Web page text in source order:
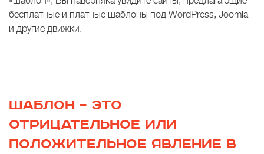
бесплатные и платные шаблоны под WordPress, Joomla
и другие движки.
ШАБЛОН – ЭТО
ОТРИЦАТЕЛЬНОЕ ИЛИ
ПОЛОЖИТЕЛЬНОЕ ЯВЛЕНИЕ В